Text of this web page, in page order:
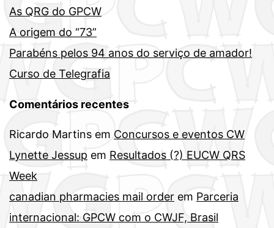
As QRG do GPCW
A origem do “73”
Parabéns pelos 94 anos do serviço de amador!
Curso de Telegrafia
Comentários recentes
Ricardo Martins em Concursos e eventos CW
Lynette Jessup em Resultados (?) EUCW QRS
Week
canadian pharmacies mail order em Parceria
internacional: GPCW com o CWJF, Brasil